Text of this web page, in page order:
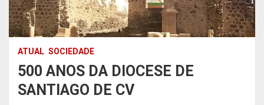
ATUAL SOCIEDADE
500 ANOS DA DIOCESE DE
SANTIAGO DE CV